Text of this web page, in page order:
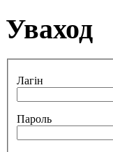
Уваход
Лагін
Пароль